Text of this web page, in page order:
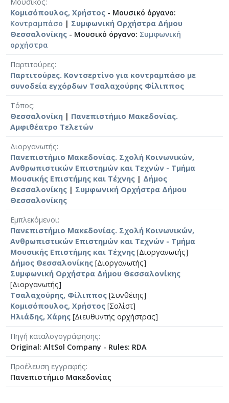
Κομισόπουλος, Χρήστος - Μουσικό όργανο:
Κοντραμπάσο | Συμφωνική Ορχήστρα Δήμου
Θεσσαλονίκης - Μουσικό όργανο: Συμφωνική
ορχήστρα
Παρτιτούρες
Παρτιτούρες. Κοντσερτίνο για κοντραμπάσο με
συνοδεία εγχόρδων Τσαλαχούρης Φίλιππος
Τόπος
Θεσσαλονίκη | Πανεπιστήμιο Μακεδονίας.
Αμφιθέατρο Τελετών
Διοργανωτής
Πανεπιστήμιο Μακεδονίας. Σχολή Κοινωνικών,
Ανθρωπιστικών Επιστημών και Τεχνών - Τμήμα
Μουσικής Επιστήμης και Τέχνης | Δήμος
Θεσσαλονίκης | Συμφωνική Ορχήστρα Δήμου
Θεσσαλονίκης
Εμπλεκόμενοι
Πανεπιστήμιο Μακεδονίας. Σχολή Κοινωνικών,
Ανθρωπιστικών Επιστημών και Τεχνών - Τμήμα
Μουσικής Επιστήμης και Τέχνης [Διοργανωτής]
Δήμος Θεσσαλονίκης [Διοργανωτής]
Συμφωνική Ορχήστρα Δήμου Θεσσαλονίκης
[Διοργανωτής]
Τσαλαχούρης, Φίλιππος [Συνθέτης]
Κομισόπουλος, Χρήστος [Σολίστ]
Ηλιάδης, Χάρης [Διευθυντής ορχήστρας]
Πηγή καταλογογράφησης
Original: AltSol Company - Rules: RDA
Προέλευση εγγραφής
Πανεπιστήμιο Μακεδονίας